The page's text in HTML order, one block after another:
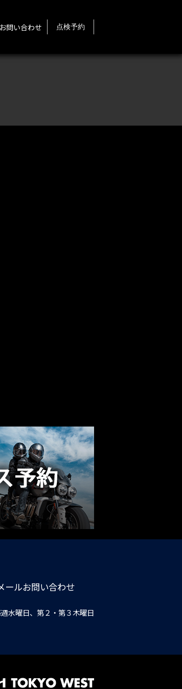
お問い合わせ 点検予約
ールお問い合わせ
水曜日、第２・第３木曜日